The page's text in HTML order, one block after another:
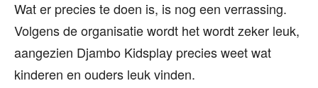
Wat er precies te doen is, is nog een verrassing.
Volgens de organisatie wordt het wordt zeker leuk,
aangezien Djambo Kidsplay precies weet wat
kinderen en ouders leuk vinden.